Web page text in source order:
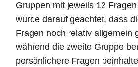
Gruppen mit jeweils 12
wurde darauf geachtet, dass
Fragen noch relativ allgemein
während die zweite Gruppe
persönlichere Fragen